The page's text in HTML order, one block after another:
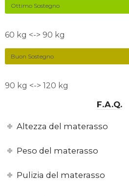
Ottimo Sostegno
60 kg <-> 90 kg
Buon Sostegno
90 kg <-> 120 kg
F.A.Q.
Altezza del materasso
Peso del materasso
Pulizia del materasso